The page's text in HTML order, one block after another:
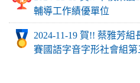
輔導工作績優單位
2024-11-19 賀!! 蔡雅芳
賽國語字音字形社會組第